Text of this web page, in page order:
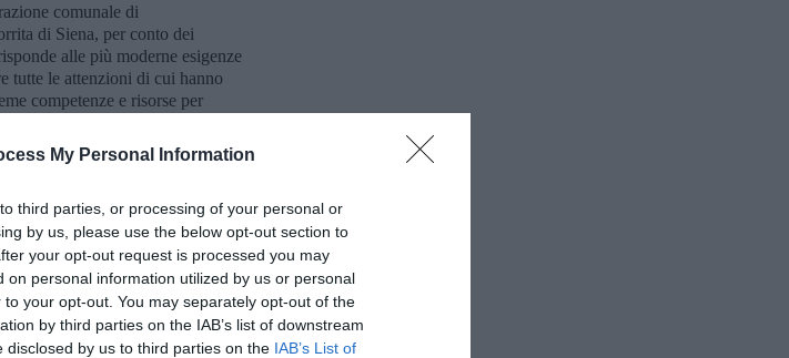
My Personal Information
third parties, or processing of your personal or
by us, please use the below opt-out section to
your opt-out request is processed you may
personal information utilized by us or personal
your opt-out. You may separately opt-out of the
by third parties on the IAB’s list of downstream
by us to third parties on the IAB’s List of
comunale di
di Siena, per conto dei
alle più moderne esigenze
tutte le attenzioni di cui hanno
competenze e risorse per
animali. Assieme al
una risposta complessiva
ancora più amico del
Comuni aretini di Castiglion
al Comune di
Chiusi, Pienza, San Casciano dei
dei cani c’è subito
- camminata con cani».